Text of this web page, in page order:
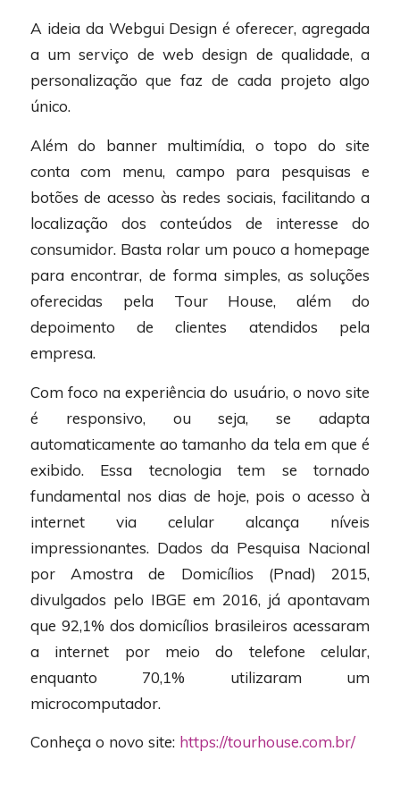
A ideia da Webgui Design é oferecer, agregada
a um serviço de web design de qualidade, a
personalização que faz de cada projeto algo
único.
Além do banner multimídia, o topo do site
conta com menu, campo para pesquisas e
botões de acesso às redes sociais, facilitando a
localização dos conteúdos de interesse do
consumidor. Basta rolar um pouco a homepage
para encontrar, de forma simples, as soluções
oferecidas pela Tour House, além do
depoimento de clientes atendidos pela
empresa.
Com foco na experiência do usuário, o novo site
é responsivo, ou seja, se adapta
automaticamente ao tamanho da tela em que é
exibido. Essa tecnologia tem se tornado
fundamental nos dias de hoje, pois o acesso à
internet via celular alcança níveis
impressionantes. Dados da Pesquisa Nacional
por Amostra de Domicílios (Pnad) 2015,
divulgados pelo IBGE em 2016, já apontavam
que 92,1% dos domicílios brasileiros acessaram
a internet por meio do telefone celular,
enquanto 70,1% utilizaram um
microcomputador.
Conheça o novo site: https://tourhouse.com.br/